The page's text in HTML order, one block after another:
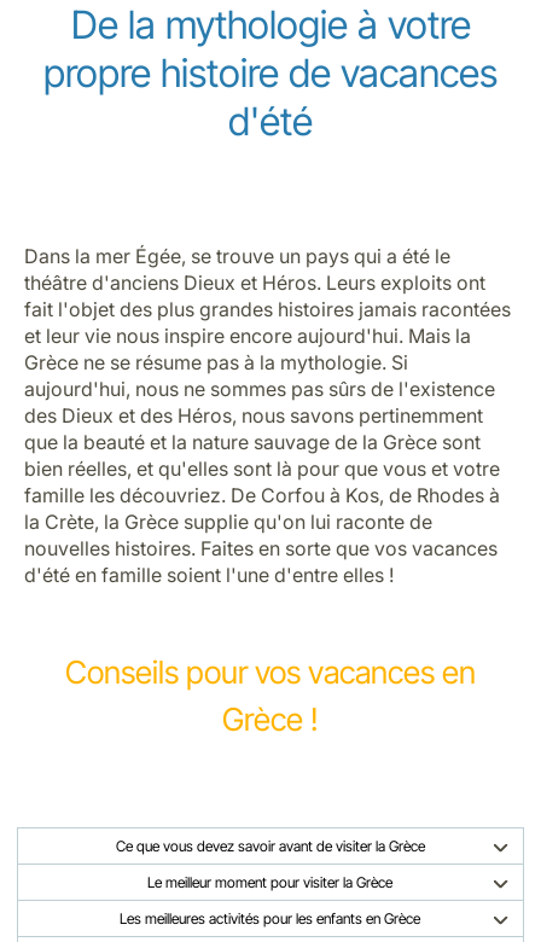
De la mythologie à votre
propre histoire de vacances
d'été
Dans la mer Égée, se trouve un pays qui a été le
théâtre d'anciens Dieux et Héros. Leurs exploits ont
fait l'objet des plus grandes histoires jamais racontées
et leur vie nous inspire encore aujourd'hui. Mais la
Grèce ne se résume pas à la mythologie. Si
aujourd'hui, nous ne sommes pas sûrs de l'existence
des Dieux et des Héros, nous savons pertinemment
que la beauté et la nature sauvage de la Grèce sont
bien réelles, et qu'elles sont là pour que vous et votre
famille les découvriez. De Corfou à Kos, de Rhodes à
la Crète, la Grèce supplie qu'on lui raconte de
nouvelles histoires. Faites en sorte que vos vacances
d'été en famille soient l'une d'entre elles !
Conseils pour vos vacances en
Grèce !
Ce que vous devez savoir avant de visiter la Grèce
Le meilleur moment pour visiter la Grèce
Les meilleures activités pour les enfants en Grèce